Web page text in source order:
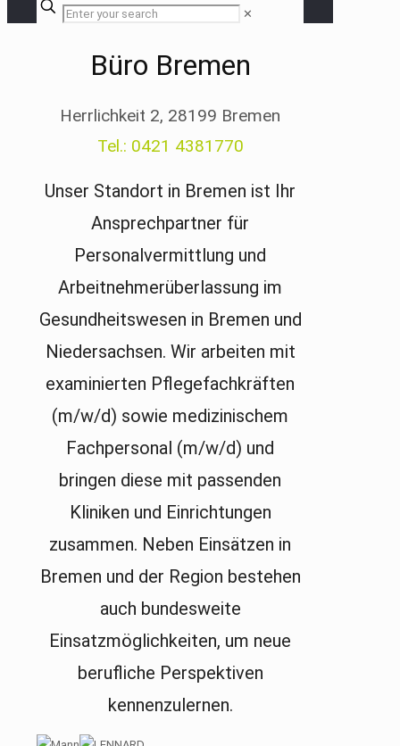
✕
Büro Bremen
Herrlichkeit 2, 28199 Bremen
Tel.: 0421 4381770
Unser Standort in Bremen ist Ihr
Ansprechpartner für
Personalvermittlung und
Arbeitnehmerüberlassung im
Gesundheitswesen in Bremen und
Niedersachsen. Wir arbeiten mit
examinierten Pflegefachkräften
(m/w/d) sowie medizinischem
Fachpersonal (m/w/d) und
bringen diese mit passenden
Kliniken und Einrichtungen
zusammen. Neben Einsätzen in
Bremen und der Region bestehen
auch bundesweite
Einsatzmöglichkeiten, um neue
berufliche Perspektiven
kennenzulernen.